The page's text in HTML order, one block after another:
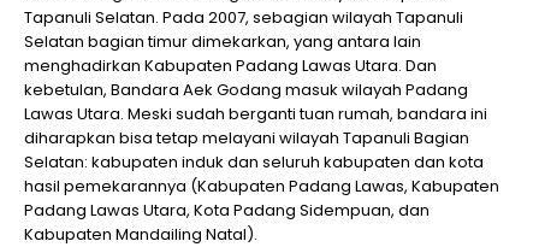
Tapanuli Selatan. Pada 2007, sebagian wilayah Tapanuli
Selatan bagian timur dimekarkan, yang antara lain
menghadirkan Kabupaten Padang Lawas Utara. Dan
kebetulan, Bandara Aek Godang masuk wilayah Padang
Lawas Utara. Meski sudah berganti tuan rumah, bandara ini
diharapkan bisa tetap melayani wilayah Tapanuli Bagian
Selatan: kabupaten induk dan seluruh kabupaten dan kota
hasil pemekarannya (Kabupaten Padang Lawas, Kabupaten
Padang Lawas Utara, Kota Padang Sidempuan, dan
Kabupaten Mandailing Natal).